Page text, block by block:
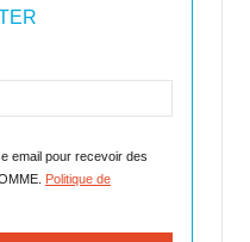
email pour recevoir des
Politique de